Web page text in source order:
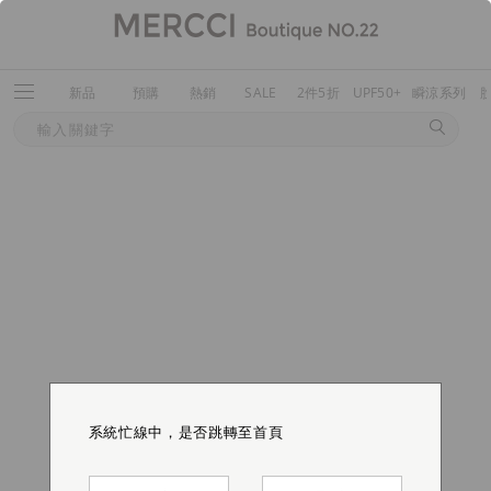
新品 預購 熱銷 SALE 2件5折 UPF50+ 瞬涼系列
系統忙線中，是否跳轉至首頁
系統忙線中，是否跳轉至首頁
系統忙線中，是否跳轉至首頁
系統忙線中，是否跳轉至首頁
系統忙線中，是否跳轉至首頁